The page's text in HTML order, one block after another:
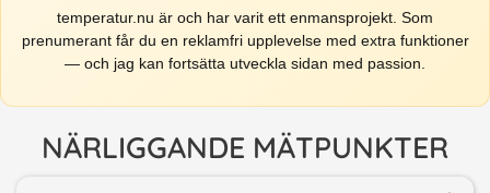
temperatur.nu är och har varit ett enmansprojekt. Som
prenumerant får du en reklamfri upplevelse med extra funktioner
— och jag kan fortsätta utveckla sidan med passion.
NÄRLIGGANDE MÄTPUNKTER